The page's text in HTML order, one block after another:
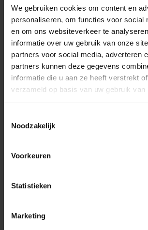
We gebruiken cookies om content en
personaliseren, om functies voor social
en om ons websiteverkeer te
informatie over uw gebruik van onze
partners voor social media, adverteren
partners kunnen deze gegevens
informatie die u aan ze heeft verstrekt
verzameld op basis van uw gebruik van
Noodzakelijk
Voorkeuren
Statistieken
Marketing
met eenmidsole sealer, waarmee je
je zool ook nog beschermd tegen
buitenaf.